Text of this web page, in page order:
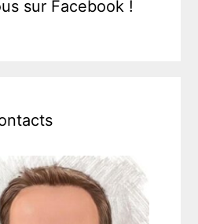
sur Facebook !